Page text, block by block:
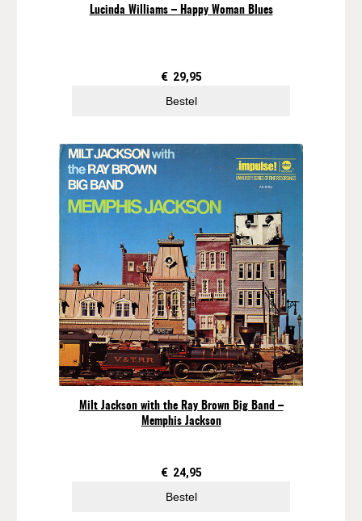
Lucinda Williams – Happy Woman Blues
€ 29,95
Bestel
Milt Jackson with the Ray Brown Big Band –
Memphis Jackson
€ 24,95
Bestel